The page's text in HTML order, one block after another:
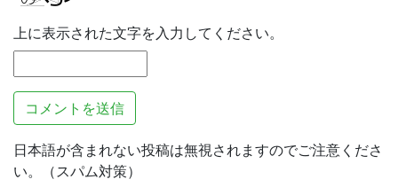
上に表示された文字を入力してください。
日本語が含まれない投稿は無視されますのでご注意くださ
い。（スパム対策）